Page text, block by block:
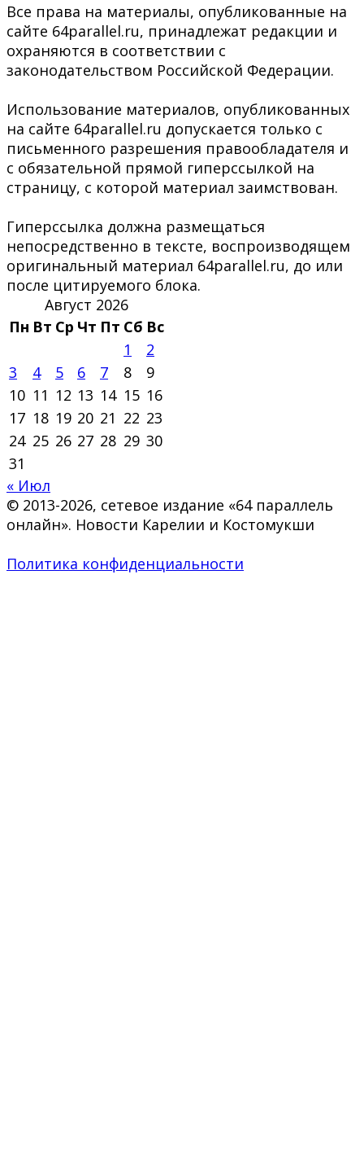
Все права на материалы, опубликованные на
сайте 64parallel.ru, принадлежат редакции и
охраняются в соответствии с
законодательством Российской Федерации.
Использование материалов, опубликованных
на сайте 64parallel.ru допускается только с
письменного разрешения правообладателя и
с обязательной прямой гиперссылкой на
страницу, с которой материал заимствован.
Гиперссылка должна размещаться
непосредственно в тексте, воспроизводящем
оригинальный материал 64parallel.ru, до или
после цитируемого блока.
Август 2026
Пн Вт Ср Чт Пт Сб Вс
1
2
3
4 5 6 7 8
9
10 11 12 13 14 15 16
17 18 19 20 21 22 23
24 25 26 27 28 29 30
31
« Июл
© 2013-2026, сетевое издание «64 параллель
онлайн». Новости Карелии и Костомукши
Политика конфиденциальности